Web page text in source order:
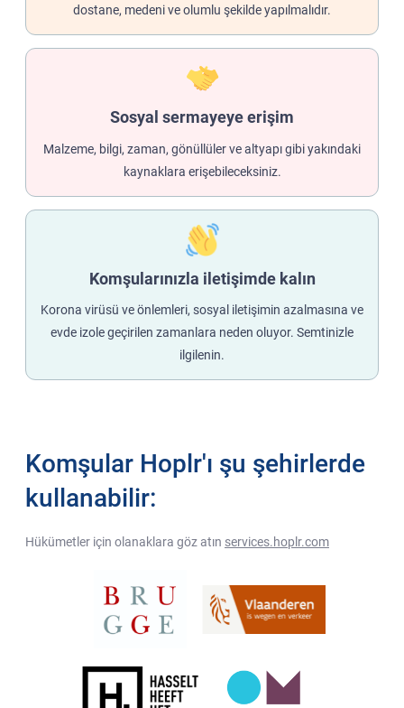
dostane, medeni ve olumlu şekilde yapılmalıdır.
Sosyal sermayeye erişim
Malzeme, bilgi, zaman, gönüllüler ve altyapı gibi yakındaki
kaynaklara erişebileceksiniz.
Komşularınızla iletişimde kalın
Korona virüsü ve önlemleri, sosyal iletişimin azalmasına ve
evde izole geçirilen zamanlara neden oluyor. Semtinizle
ilgilenin.
Komşular Hoplr'ı şu şehirlerde
kullanabilir:
Hükümetler için olanaklara göz atın services.hoplr.com